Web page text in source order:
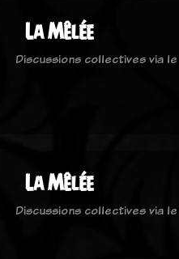
La Mêlée
Discussions collectives via
La Mêlée
Discussions collectives via